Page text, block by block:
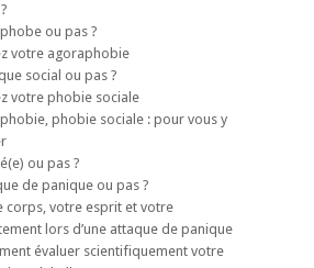
ou pas ?
votre agoraphobie
social ou pas ?
votre phobie sociale
phobie sociale : pour vous y
ou pas ?
de panique ou pas ?
corps, votre esprit et votre
lors d’une attaque de panique
évaluer scientifiquement votre